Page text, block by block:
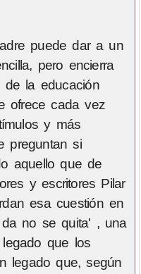
puede dar a un
pero encierra
de la educación
ofrece cada vez
y más
preguntan si
aquello que de
y escritores Pilar
esa cuestión en
no se quita' , una
que los
legado que, según